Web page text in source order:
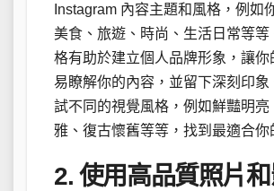
Instagram 內容主題和風格，例如
美食、旅遊、時尚、生活日常等等
格有助於建立個人品牌形象，讓你
易瞭解你的內容，並留下深刻印象
試不同的視覺風格，例如鮮豔明亮
雅、復古懷舊等等，找到最適合你
2. 使用高品質照片和